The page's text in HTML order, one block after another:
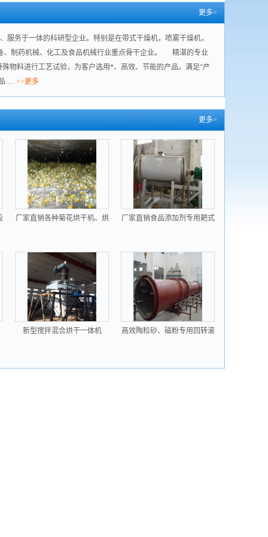
更多>
务于一体的科研型企业。特别是在带式干燥机，喷雾干燥机，
、制药机械、化工及食品机械行业重点骨干企业。 精湛的专业
物料进行工艺试验，为客户选用*、高效、节能的产品。满足“产
… >>更多
更多>
厂家直销各种菊花烘干机、烘
厂家直销食品添加剂专用耙式
新型搅拌混合烘干一体机
高效陶粒砂、磁粉专用回转滚